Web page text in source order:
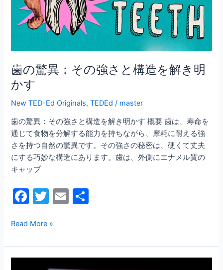
歯の驚異：その強さと構造を解き明
かす
New TED-Ed Originals,TEDEd / master
歯の驚異：その強さと構造を解き明かす 概要 歯は、寿命を
通じて食物を分解する能力を持ちながら、摩耗に耐える強
さを持つ自然の驚異です。その強さの秘密は、硬くて丈夫
にする巧妙な構造にあります。歯は、外側にエナメル質の
キャップ
F
c
e
b
T
itt
er
E
l
さ
構
造
を
解
き
か
す
Read More »